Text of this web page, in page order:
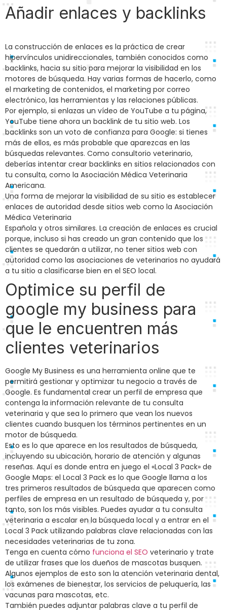
Añadir enlaces y backlinks
La construcción de enlaces es la práctica de crear
hipervínculos unidireccionales, también conocidos como
backlinks, hacia su sitio para mejorar la visibilidad en los
motores de búsqueda. Hay varias formas de hacerlo, como
el marketing de contenidos, el marketing por correo
electrónico, las herramientas y las relaciones públicas.
Por ejemplo, si enlazas un vídeo de YouTube a tu página,
YouTube tiene ahora un backlink de tu sitio web. Los
backlinks son un voto de confianza para Google: si tienes
más de ellos, es más probable que aparezcas en las
búsquedas relevantes. Como consultorio veterinario,
deberías intentar crear backlinks en sitios relacionados con
tu consulta, como la Asociación Médica Veterinaria
Americana.
Una forma de mejorar la visibilidad de su sitio es establecer
enlaces de autoridad desde sitios web como la Asociación
Médica Veterinaria
Española y otros similares. La creación de enlaces es crucial
porque, incluso si has creado un gran contenido que los
clientes se quedarán a utilizar, no tener sitios web con
autoridad como las asociaciones de veterinarios no ayudará
a tu sitio a clasificarse bien en el SEO local.
Optimice su perfil de
google my business para
que le encuentren más
clientes veterinarios
Google My Business es una herramienta online que te
permitirá gestionar y optimizar tu negocio a través de
Google. Es fundamental crear un perfil de empresa que
contenga la información relevante de tu consulta
veterinaria y que sea lo primero que vean los nuevos
clientes cuando busquen los términos pertinentes en un
motor de búsqueda.
Esto es lo que aparece en los resultados de búsqueda,
incluyendo su ubicación, horario de atención y algunas
reseñas. Aquí es donde entra en juego el «Local 3 Pack» de
Google Maps: el Local 3 Pack es lo que Google llama a los
tres primeros resultados de búsqueda que aparecen como
perfiles de empresa en un resultado de búsqueda y, por
tanto, son los más visibles. Puedes ayudar a tu consulta
veterinaria a escalar en la búsqueda local y a entrar en el
Local 3 Pack utilizando palabras clave relacionadas con las
necesidades veterinarias de tu zona.
Tenga en cuenta cómo funciona el SEO veterinario y trate
de utilizar frases que los dueños de mascotas busquen.
Algunos ejemplos de esto son la atención veterinaria dental,
los exámenes de bienestar, los servicios de peluquería, las
vacunas para mascotas, etc.
También puedes adjuntar palabras clave a tu perfil de